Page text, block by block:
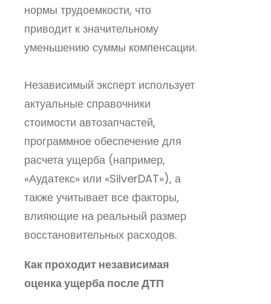
нормы трудоемкости, что
приводит к значительному
уменьшению суммы компенсации.
Независимый эксперт использует
актуальные справочники
стоимости автозапчастей,
программное обеспечение для
расчета ущерба (например,
«Аудатекс» или «SilverDAT»), а
также учитывает все факторы,
влияющие на реальный размер
восстановительных расходов.
Как проходит независимая
оценка ущерба после ДТП